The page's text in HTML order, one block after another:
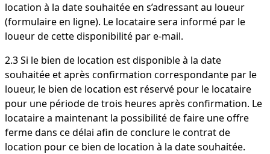
location à la date souhaitée en s’adressant au loueur
(formulaire en ligne). Le locataire sera informé par le
loueur de cette disponibilité par e-mail.
2.3 Si le bien de location est disponible à la date
souhaitée et après confirmation correspondante par le
loueur, le bien de location est réservé pour le locataire
pour une période de trois heures après confirmation. Le
locataire a maintenant la possibilité de faire une offre
ferme dans ce délai afin de conclure le contrat de
location pour ce bien de location à la date souhaitée.